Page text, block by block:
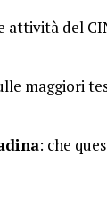
del
maggiori
: che